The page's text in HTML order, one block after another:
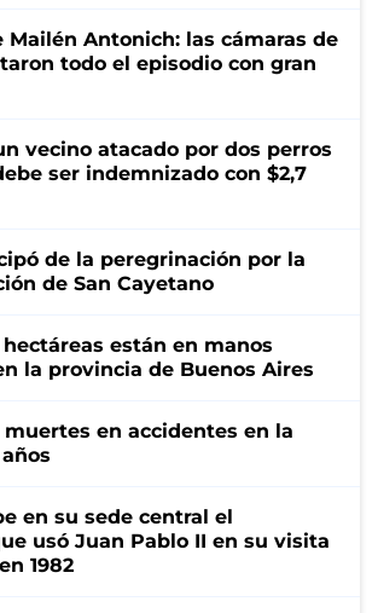
Mailén Antonich: las cámaras de
todo el episodio con gran
vecino atacado por dos perros
ser indemnizado con $2,7
de la peregrinación por la
de San Cayetano
están en manos
la provincia de Buenos Aires
muertes en accidentes en la
en su sede central el
usó Juan Pablo II en su visita
1982